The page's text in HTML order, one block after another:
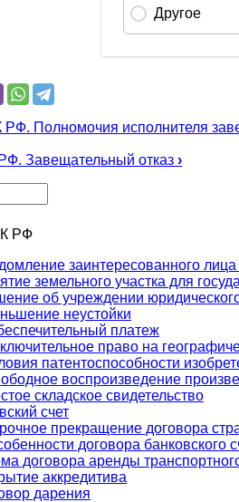
РФ. Полномочия исполнителя
Завещательный отказ ›
РФ
заинтересованного
земельного участка для
об учреждении
неустойки
платеж
право на
патентоспособности
воспроизведение
складское свидетельство
счет
прекращение договора
договора банковского
договора аренды
аккредитива
дарения